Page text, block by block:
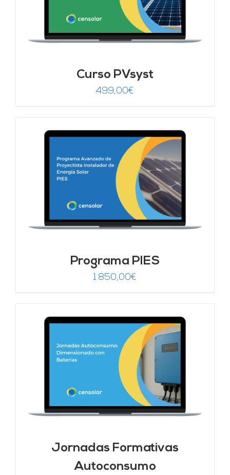
Curso PVsyst
499,00€
Programa PIES
1.850,00€
Jornadas Formativas
Autoconsumo